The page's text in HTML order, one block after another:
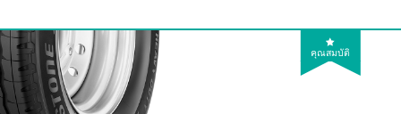
คุณสมบัติ